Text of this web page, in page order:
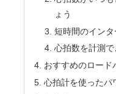
ょう
短時間のイン
心拍数を計測
おすすめのロード
心拍計を使ったパ